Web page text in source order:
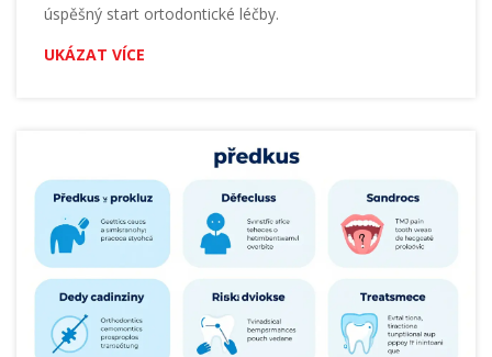
úspěšný start ortodontické léčby.
UKÁZAT VÍCE